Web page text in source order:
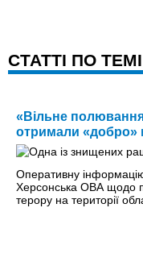
CТАТТІ ПО ТЕМІ
«Вільне
отримали «добро»
Оперативну
Херсонська ОВА щодо
терору на території